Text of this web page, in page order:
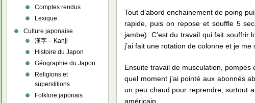
Tout d’abord enchainement de poing
rapide, puis on repose et souffle 5
jambe). C’est du travail qui fait souffrir
j’ai fait une rotation de colonne et je
Ensuite travail de musculation, pompes
quel moment j’ai pointé aux abonnés
un peu chaud pour reprendre, surtout
américain…
Comptes rendus
Lexique
Culture japonaise
漢字 – Kanji
Histoire du Japon
Géographie du Japon
Religions et
superstitions
Folklore japonais